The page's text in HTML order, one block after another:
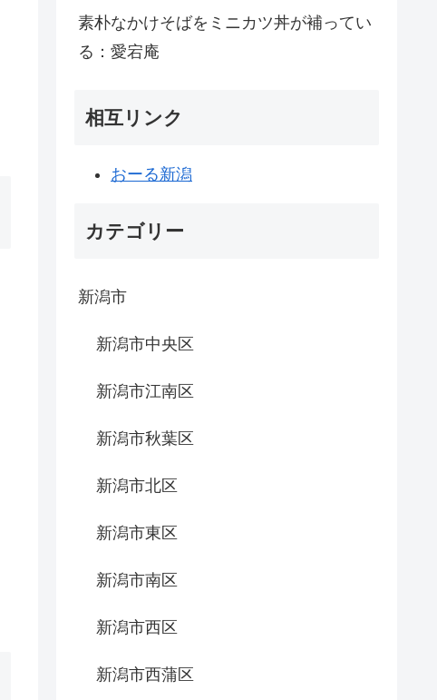
素朴なかけそばをミニカツ丼が補ってい
る：愛宕庵
相互リンク
おーる新潟
カテゴリー
新潟市
新潟市中央区
新潟市江南区
新潟市秋葉区
新潟市北区
新潟市東区
新潟市南区
新潟市西区
新潟市西蒲区